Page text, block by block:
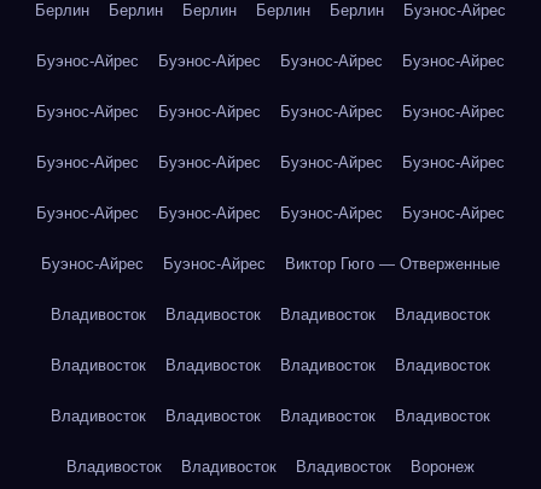
Берлин Берлин Берлин Берлин Берлин Буэнос-Айрес
Буэнос-Айрес Буэнос-Айрес Буэнос-Айрес Буэнос-Айрес
Буэнос-Айрес Буэнос-Айрес Буэнос-Айрес Буэнос-Айрес
Буэнос-Айрес Буэнос-Айрес Буэнос-Айрес Буэнос-Айрес
Буэнос-Айрес Буэнос-Айрес Буэнос-Айрес Буэнос-Айрес
Буэнос-Айрес Буэнос-Айрес Виктор Гюго — Отверженные
Владивосток Владивосток Владивосток Владивосток
Владивосток Владивосток Владивосток Владивосток
Владивосток Владивосток Владивосток Владивосток
Владивосток Владивосток Владивосток Воронеж